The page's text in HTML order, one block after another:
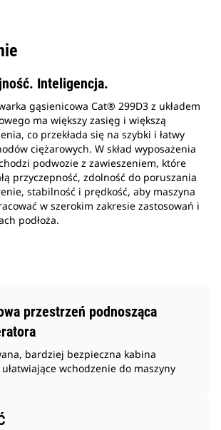
Inteligencja.
gąsienicowa Cat® 299D3 z układem
ma większy zasięg i większą
co przekłada się na szybki i łatwy
ciężarowych. W skład wyposażenia
podwozie z zawieszeniem, które
przyczepność, zdolność do poruszania
stabilność i prędkość, aby maszyna
w szerokim zakresie zastosowań i
podłoża.
przestrzeń podnosząca
bardziej bezpieczna kabina
ułatwiające wchodzenie do maszyny